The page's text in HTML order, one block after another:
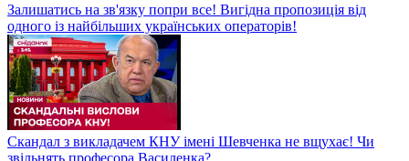
Залишатись на зв'язку попри все! Вигідна пропозиція від
одного із найбільших українських операторів!
Скандал з викладачем КНУ імені Шевченка не вщухає! Чи
звільнять професора Василенка?